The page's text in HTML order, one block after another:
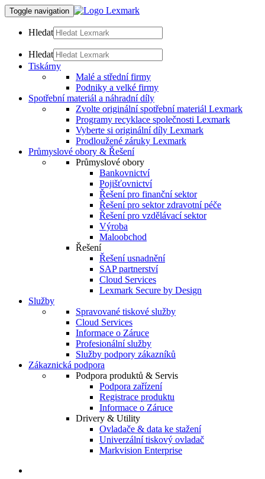
Toggle navigation
Hledat
Hledat
Tiskárny
Malé a střední firmy
Podniky a velké firmy
Spotřební materiál a náhradní díly
Zvolte originální spotřební materiál Lexmark
Programy recyklace společnosti Lexmark
Vyberte si originální díly Lexmark
Prodloužené záruky Lexmark
Průmyslové obory & Řešení
Průmyslové obory
Bankovnictví
Pojišťovnictví
Řešení pro finanční sektor
Řešení pro sektor zdravotní péče
Řešení pro vzdělávací sektor
Výroba
Maloobchod
Řešení
Řešení usnadnění
SAP partnerství
Cloud Services
Lexmark Secure by Design
Služby
Spravované tiskové služby
Cloud Services
Informace o Záruce
Profesionální služby
Služby podpory zákazníků
Zákaznická podpora
Podpora produktů & Servis
Podpora zařízení
Registrace produktu
Informace o Záruce
Drivery & Utility
Ovladače & data ke stažení
Univerzální tiskový ovladač
Markvision Enterprise